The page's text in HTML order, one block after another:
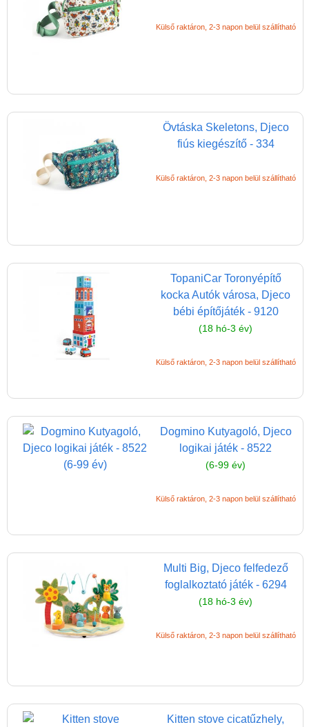
Külső raktáron, 2-3 napon belül szállítható
Övtáska Skeletons, Djeco
fiús kiegészítő - 334
Külső raktáron, 2-3 napon belül szállítható
TopaniCar Toronyépítő
kocka Autók városa, Djeco
bébi építőjáték - 9120
(18 hó-3 év)
Külső raktáron, 2-3 napon belül szállítható
Dogmino Kutyagoló, Djeco
logikai játék - 8522
(6-99 év)
Külső raktáron, 2-3 napon belül szállítható
Multi Big, Djeco felfedező
foglalkoztató játék - 6294
(18 hó-3 év)
Külső raktáron, 2-3 napon belül szállítható
Kitten stove cicatűzhely,